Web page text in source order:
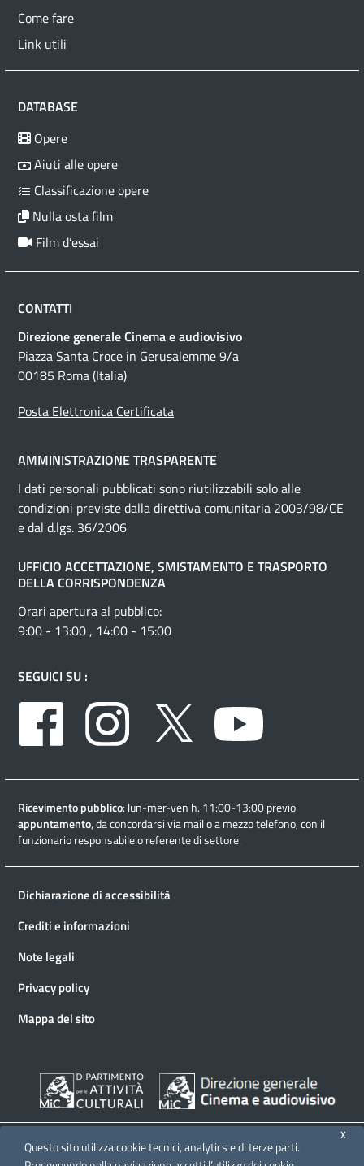
Come fare
Link utili
DATABASE
Opere
Aiuti alle opere
Classificazione opere
Nulla osta film
Film d’essai
CONTATTI
Direzione generale Cinema e audiovisivo
Piazza Santa Croce in Gerusalemme 9/a
00185 Roma (Italia)
Posta Elettronica Certificata
AMMINISTRAZIONE TRASPARENTE
I dati personali pubblicati sono riutilizzabili solo alle
condizioni previste dalla direttiva comunitaria 2003/98/CE
e dal d.lgs. 36/2006
UFFICIO ACCETTAZIONE, SMISTAMENTO E TRASPORTO
DELLA CORRISPONDENZA
Orari apertura al pubblico:
9:00 - 13:00 , 14:00 - 15:00
SEGUICI SU :
Facebook
Instagram Twitter
Ricevimento pubblico: lun-mer-ven h. 11:00-13:00 previo
appuntamento, da concordarsi via mail o a mezzo telefono, con il
funzionario responsabile o referente di settore.
Dichiarazione di accessibilità
Crediti e informazioni
Note legali
Privacy policy
Mappa del sito
X
Questo sito utilizza cookie tecnici, analytics e di terze parti.